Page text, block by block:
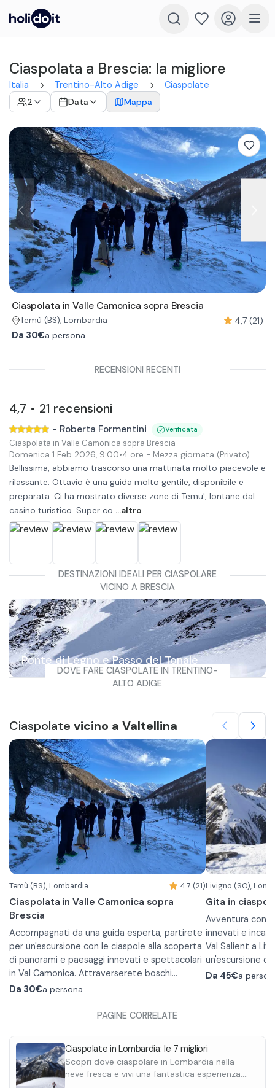
Ciaspolata a Brescia: la migliore
Italia Trentino-Alto Adige
Ciaspolate
2
Data Mappa
Ciaspolata in Valle Camonica sopra Brescia
Temù (BS), Lombardia
4,7 (21)
Da 30€a persona
RECENSIONI RECENTI
4,7 • 21 recensioni
- Roberta Formentini Verificata
Ciaspolata in Valle Camonica sopra Brescia
Domenica 1 Feb 2026, 9:00•4 ore - Mezza giornata (Privato)
Bellissima, abbiamo trascorso una mattinata molto piacevole e
rilassante. Ottavio è una guida molto gentile, disponibile e
preparata. Ci ha mostrato diverse zone di Temu', lontane dal
casino turistico. Super co ...altro
DESTINAZIONI IDEALI PER CIASPOLARE
VICINO A BRESCIA
Ponte di Legno e Passo del Tonale
DOVE FARE CIASPOLATE IN TRENTINO-
ALTO ADIGE
Ciaspolate vicino a Valtellina
Temù (BS), Lombardia 4.7 (21)
Ciaspolata in Valle Camonica sopra
Brescia
Accompagnati da una guida esperta, partirete
per un'escursione con le ciaspole alla scoperta
di panorami e paesaggi innevati e spettacolari
in Val Camonica. Attraverserete boschi
silenziosi in cui la sensazione di calma e la
un'esperienza unica, mentre il passo lento vi
paesaggio invernale.
A seconda del giorno e delle condizioni
studiato per adattarsi alla situazione.
dalle 3 alle 6 ore e hanno una difficoltà medio-
bassa.
•Le escursioni private possono essere
giornaliere o da mezza giornata con difficoltà
Le ciaspolate si possono trasformare in
Da 30€a persona
Livigno (SO),
Gita in
Avventura con
innevati e
Val Salient a
un'escursione
Tour di gruppo
un po' di
cannocchiale
di questi
stagione
Mezza
Un programma
e fauna o tour
Durante le
Da 45€a
PAGINE CORRELATE
Ciaspolate in Lombardia: le 7 migliori
Scopri dove ciaspolare in Lombardia nella
neve fresca e vivi una fantastica esperienza.